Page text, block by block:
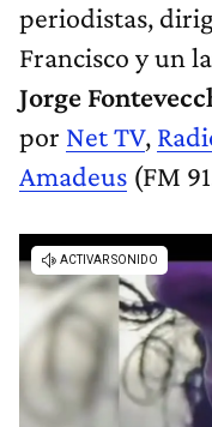
periodistas,
Francisco y un
Jorge
por Net TV,
Amadeus (FM